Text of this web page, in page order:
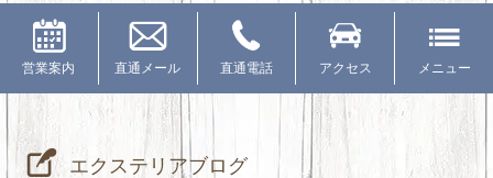
営業案内 直通メール 直通電話 アクセス メニュー
エクステリアブログ